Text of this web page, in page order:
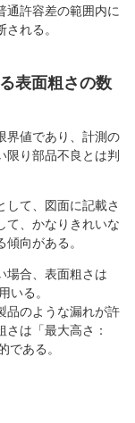
通許容差の範囲内に
れる。
表面粗さの数
界値であり、計測の
限り部品不良とは判
して、図面に記載さ
て、かなりきれいな
向がある。
場合、表面粗さは
いる。
品のような漏れが許
は「最大高さ：
である。